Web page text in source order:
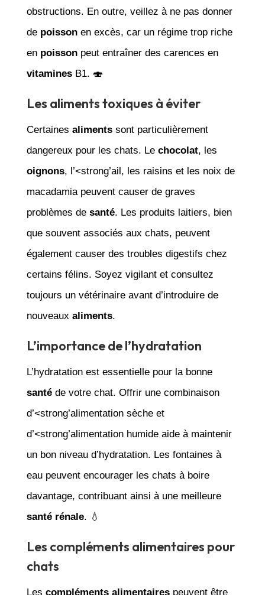
obstructions. En outre, veillez à ne pas donner
de poissonen excès, car un régime trop riche
en poissonpeut entraîner des carences en
vitaminesB1. 🍣
Les aliments toxiques à éviter
Certaines alimentssont particulièrement
dangereux pour les chats. Le chocolat, les
oignons, l’<strong’ail, les raisins et les noix de
macadamia peuvent causer de graves
problèmes de santé. Les produits laitiers, bien
que souvent associés aux chats, peuvent
également causer des troubles digestifs chez
certains félins. Soyez vigilant et consultez
toujours un vétérinaire avant d’introduire de
nouveaux aliments.
L’importance de l’hydratation
L’hydratation est essentielle pour la bonne
santéde votre chat. Offrir une combinaison
d’<strong’alimentation sèche et
d’<strong’alimentation humide aide à maintenir
un bon niveau d’hydratation. Les fontaines à
eau peuvent encourager les chats à boire
davantage, contribuant ainsi à une meilleure
santé rénale. 💧
Les compléments alimentaires pour
chats
Les compléments alimentairespeuvent être